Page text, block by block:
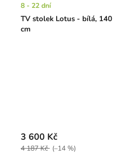
TV stolek Lotus - bílá, 140
cm
8 - 22 dní
3 600 Kč
4 187 Kč (–14 %)